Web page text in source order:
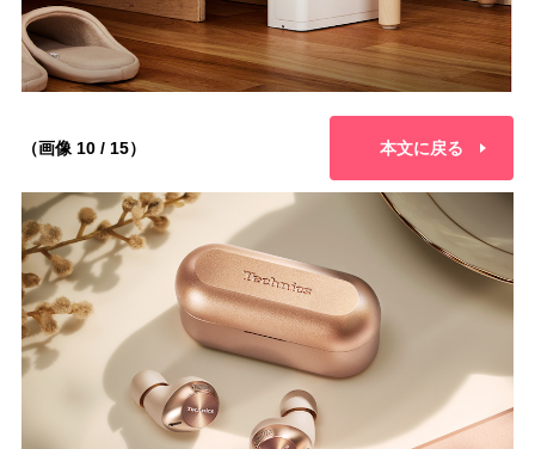
（画像 10 / 15） 本文に戻る